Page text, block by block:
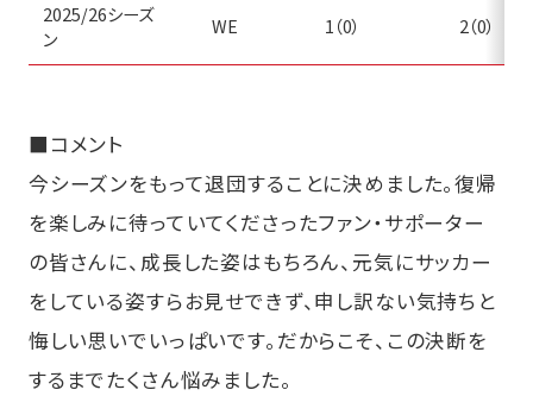
2025/26シーズ
ン
WE 1（0） 2（0）
■コメント
今シーズンをもって退団することに決めました。復帰
を楽しみに待っていてくださったファン・サポーター
の皆さんに、成長した姿はもちろん、元気にサッカー
をしている姿すらお見せできず、申し訳ない気持ちと
悔しい思いでいっぱいです。だからこそ、この決断を
するまでたくさん悩みました。